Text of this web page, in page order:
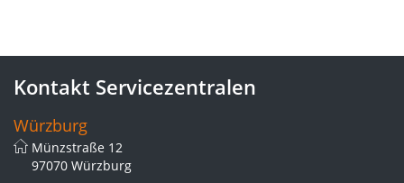
Kontakt Servicezentralen
Würzburg
Münzstraße 12
97070 Würzburg